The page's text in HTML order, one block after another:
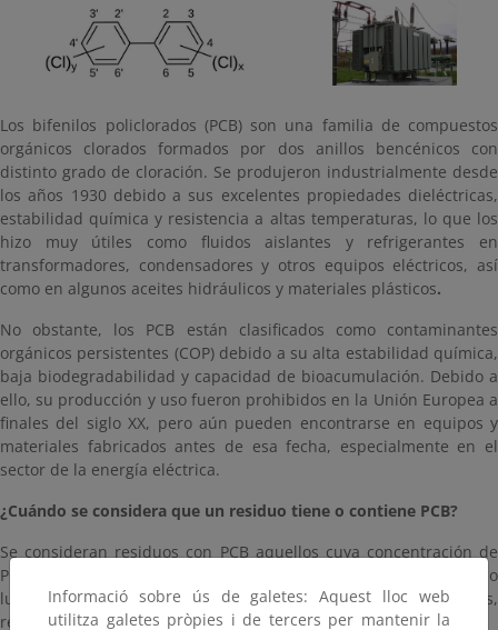
Los bifenilos policlorados (PCB) son una familia de compuestos
orgánicos clorados formados por dos anillos bencénicos con
distinto grado de cloración. Se produjeron industrialmente desde
los años 1930 debido a sus excelentes propiedades dieléctricas,
estabilidad química y resistencia a altas temperaturas, lo que los
hizo muy útiles como fluidos aislantes y refrigerantes en
transformadores, condensadores y otros equipos eléctricos, así
como en algunos aceites hidráulicos y materiales plásticos.
No obstante, los PCB están clasificados como contaminantes
orgánicos persistentes (COP) debido a su alta estabilidad química,
baja biodegradabilidad y capacidad de bioacumulación. Debido a
ello, su producción y uso fueron prohibidos en la Unión Europea a
finales del siglo XX, pero aún pueden encontrarse en equipos y
materiales fabricados antes de esa fecha, especialmente en el
sector de la energía eléctrica.
¿Cuándo se considera que un residuo tiene o contiene PCB?
Se consideran residuos con PCB aquellos cuya concentración de
PCB es superior a 0,005 % en peso (50 ppm)
tales como
lubricantes y aceites dieléctricos, transformadores eléctricos,
resistencias, inductores, condensadores, etc.
Informació sobre ús de galetes: Aquest lloc web
utilitza galetes pròpies i de tercers per mantenir la